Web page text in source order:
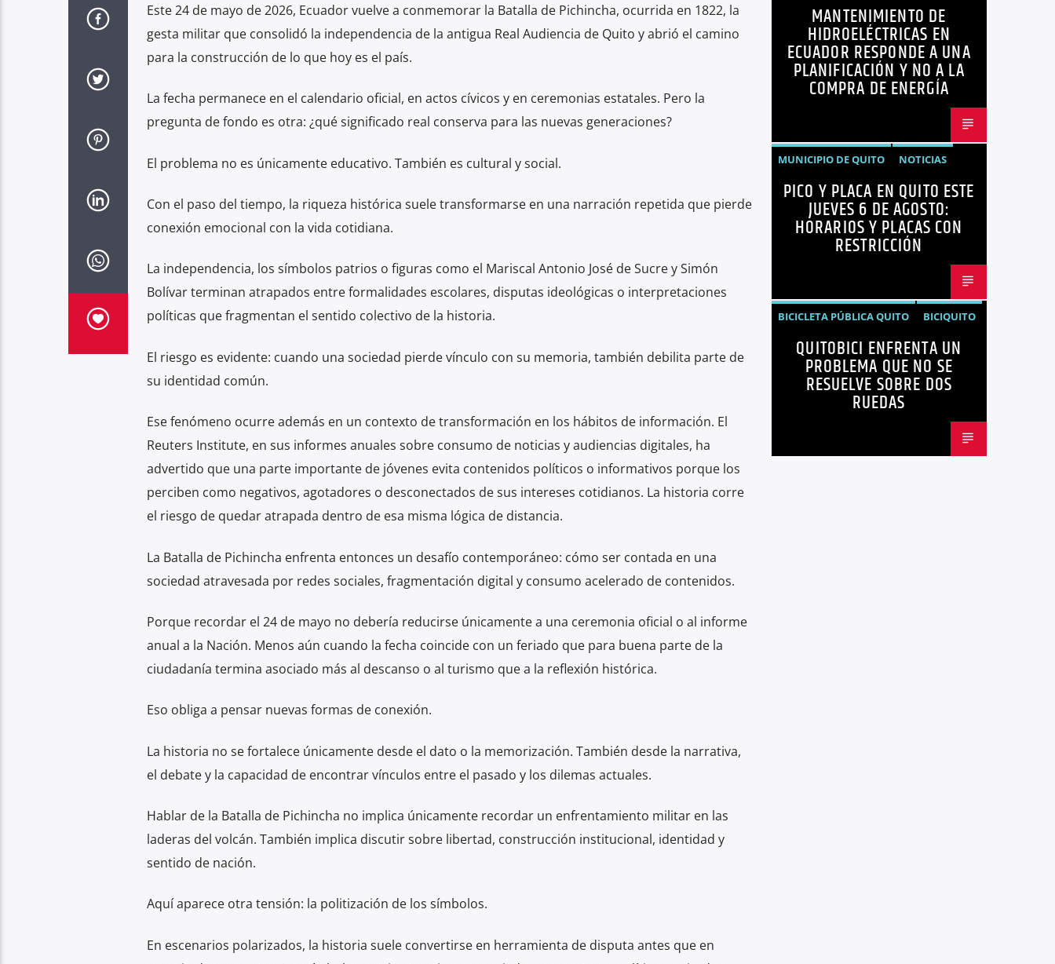
Este 24 de mayo de 2026, Ecuador vuelve a conmemorar la Batalla de Pichincha, ocurrida en 1822, la
gesta militar que consolidó la independencia de la antigua Real Audiencia de Quito y abrió el camino
para la construcción de lo que hoy es el país.
La fecha permanece en el calendario oficial, en actos cívicos y en ceremonias estatales. Pero la
pregunta de fondo es otra: ¿qué significado real conserva para las nuevas generaciones?
El problema no es únicamente educativo. También es cultural y social.
Con el paso del tiempo, la riqueza histórica suele transformarse en una narración repetida que pierde
conexión emocional con la vida cotidiana.
La independencia, los símbolos patrios o figuras como el Mariscal Antonio José de Sucre y Simón
Bolívar terminan atrapados entre formalidades escolares, disputas ideológicas o interpretaciones
políticas que fragmentan el sentido colectivo de la historia.
El riesgo es evidente: cuando una sociedad pierde vínculo con su memoria, también debilita parte de
su identidad común.
Ese fenómeno ocurre además en un contexto de transformación en los hábitos de información. El
Reuters Institute, en sus informes anuales sobre consumo de noticias y audiencias digitales, ha
advertido que una parte importante de jóvenes evita contenidos políticos o informativos porque los
perciben como negativos, agotadores o desconectados de sus intereses cotidianos. La historia corre
el riesgo de quedar atrapada dentro de esa misma lógica de distancia.
La Batalla de Pichincha enfrenta entonces un desafío contemporáneo: cómo ser contada en una
sociedad atravesada por redes sociales, fragmentación digital y consumo acelerado de contenidos.
Porque recordar el 24 de mayo no debería reducirse únicamente a una ceremonia oficial o al informe
anual a la Nación. Menos aún cuando la fecha coincide con un feriado que para buena parte de la
ciudadanía termina asociado más al descanso o al turismo que a la reflexión histórica.
Eso obliga a pensar nuevas formas de conexión.
La historia no se fortalece únicamente desde el dato o la memorización. También desde la narrativa,
el debate y la capacidad de encontrar vínculos entre el pasado y los dilemas actuales.
Hablar de la Batalla de Pichincha no implica únicamente recordar un enfrentamiento militar en las
laderas del volcán. También implica discutir sobre libertad, construcción institucional, identidad y
sentido de nación.
Aquí aparece otra tensión: la politización de los símbolos.
En escenarios polarizados, la historia suele convertirse en herramienta de disputa antes que en
ENERGÍA
HIDROELÉCTRICAS
NOTICIAS
MANTENIMIENTO DE
HIDROELÉCTRICAS EN
ECUADOR RESPONDE A UNA
PLANIFICACIÓN Y NO A LA
COMPRA DE ENERGÍA
MUNICIPIO DE QUITO
NOTICIAS
PICO Y PLACA
QUITO
PICO Y PLACA EN QUITO ESTE
JUEVES 6 DE AGOSTO:
HORARIOS Y PLACAS CON
RESTRICCIÓN
BICICLETA PÚBLICA QUITO
BICIQUITO
CICLOVÍAS QUITO
EDITORIAL
METRO DE QUITO BICICLETA
MOVILIDAD ACTIVA QUITO
NOTICIAS
QUITOBICI ENFRENTA UN
PROBLEMA QUE NO SE
RESUELVE SOBRE DOS
RUEDAS